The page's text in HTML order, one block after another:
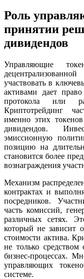
Роль
принятии
дивидендов
Управляющие
участвовать в
активами дает
протокола или
Криптотрейдинг
именно этих
дивидендов.
эмиссионную
позицию на
становится более
вознаграждения
Механизм
контрактах и
посредников.
часть комиссий,
различных сетях.
который не зависит
стоимости актива.
не только
бизнес-процессах.
управляющих
системе.